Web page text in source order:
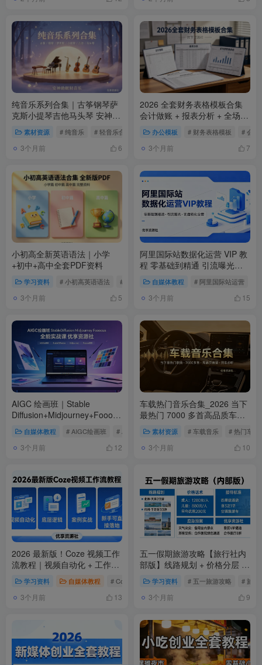
纯音乐系列合集｜古筝钢琴萨
克斯小提琴吉他马头琴 安神助
眠轻音乐
素材资源 # 纯音乐 # 轻音乐合集 # 古筝音乐
3个月前 6
2026 全套财务表格模板合集
会计做账 + 报表分析 + 全场景
管理表格
办公模板 # 财务表格模板 # 会计
3个月前 7
小初高全新英语语法｜小学
+初中+高中全套PDF资料
学习资料 # 小初高英语语法 # 全新英语语法 # 小学英语语法
3个月前 5
阿里国际站数据化运营 VIP 教
程 零基础到精通 引流曝光询
盘转化全套
自媒体教程 # 阿里国际站运营
3个月前 15
AIGC 绘画班｜Stable
Diffusion+Midjourney+Fooocus
全能实战课
自媒体教程 # AIGC绘画班 # AI绘画教程 # StableDiffusion
3个月前 12
车载热门音乐合集_2026 当下
最热门 7000 多首高品质车载
音乐素材资源 # 车载音乐 # 热门车载
3个月前 10
2026 最新版！Coze 视频工作
流教程｜视频自动化 + 工作流
+ 底层逻辑 + 案例实战
学习资料 自媒体教程 # Coze视频工作流 # 视频自动化 # 扣子工作流
3个月前 13
五一假期旅游攻略【旅行社内
部版】线路规划 + 价格分层 +
渠道话术全案
学习资料 # 五一旅游攻略 # 旅行
3个月前 9